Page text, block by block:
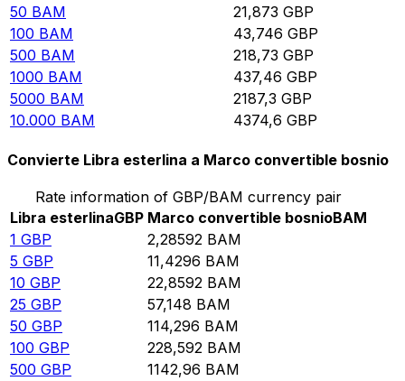
50 BAM 21,873 GBP
100 BAM 43,746 GBP
500 BAM 218,73 GBP
1000 BAM 437,46 GBP
5000 BAM 2187,3 GBP
10.000 BAM 4374,6 GBP
Convierte Libra esterlina a Marco convertible bosnio
Rate information of GBP/BAM currency pair
Libra esterlinaGBP Marco convertible bosnioBAM
1 GBP 2,28592 BAM
5 GBP 11,4296 BAM
10 GBP 22,8592 BAM
25 GBP 57,148 BAM
50 GBP 114,296 BAM
100 GBP 228,592 BAM
500 GBP 1142,96 BAM